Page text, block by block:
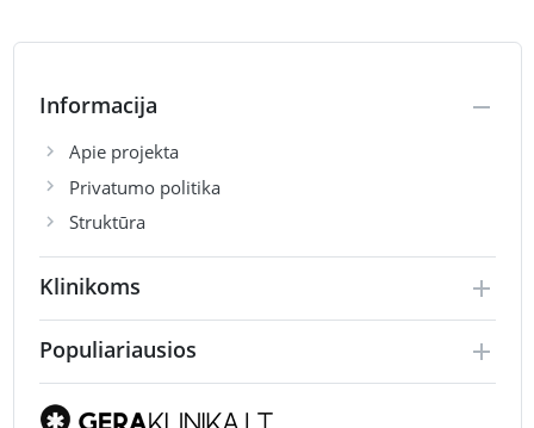
Informacija
Apie projekta
Privatumo politika
Struktūra
Klinikoms
Populiariausios